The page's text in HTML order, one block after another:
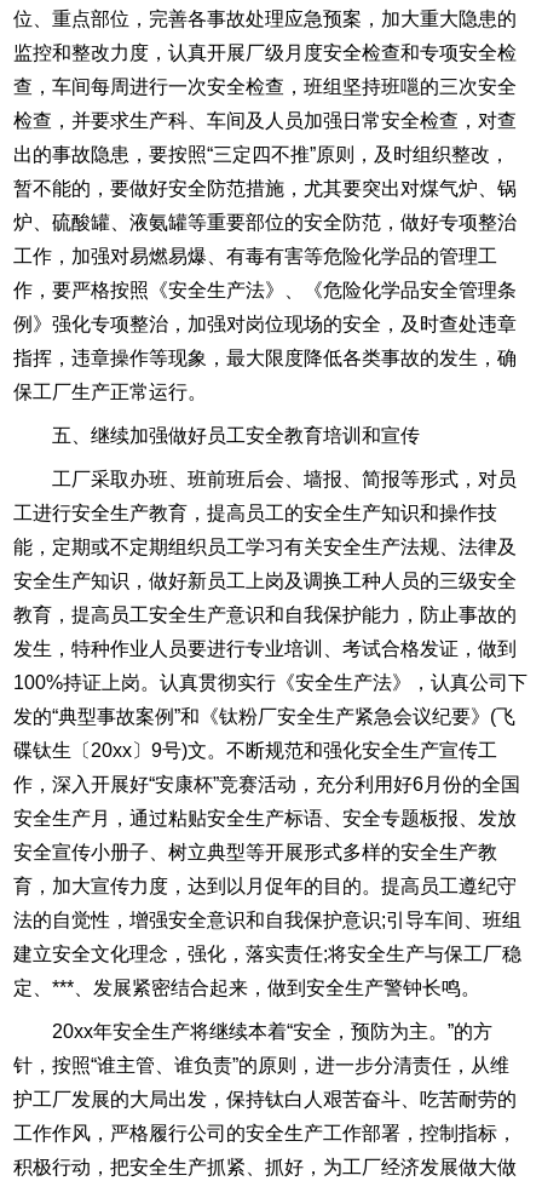
位、重点部位，完善各事故处理应急预案，加大重大隐患的
监控和整改力度，认真开展厂级月度安全检查和专项安全检
查，车间每周进行一次安全检查，班组坚持班嗈的三次安全
检查，并要求生产科、车间及人员加强日常安全检查，对查
出的事故隐患，要按照“三定四不推”原则，及时组织整改，
暂不能的，要做好安全防范措施，尤其要突出对煤气炉、锅
炉、硫酸罐、液氨罐等重要部位的安全防范，做好专项整治
工作，加强对易燃易爆、有毒有害等危险化学品的管理工
作，要严格按照《安全生产法》、《危险化学品安全管理条
例》强化专项整治，加强对岗位现场的安全，及时查处违章
指挥，违章操作等现象，最大限度降低各类事故的发生，确
保工厂生产正常运行。
五、继续加强做好员工安全教育培训和宣传
工厂采取办班、班前班后会、墙报、简报等形式，对员
工进行安全生产教育，提高员工的安全生产知识和操作技
能，定期或不定期组织员工学习有关安全生产法规、法律及
安全生产知识，做好新员工上岗及调换工种人员的三级安全
教育，提高员工安全生产意识和自我保护能力，防止事故的
发生，特种作业人员要进行专业培训、考试合格发证，做到
100%持证上岗。认真贯彻实行《安全生产法》，认真公司下
发的“典型事故案例”和《钛粉厂安全生产紧急会议纪要》(飞
碟钛生〔20xx〕9号)文。不断规范和强化安全生产宣传工
作，深入开展好“安康杯”竞赛活动，充分利用好6月份的全国
安全生产月，通过粘贴安全生产标语、安全专题板报、发放
安全宣传小册子、树立典型等开展形式多样的安全生产教
育，加大宣传力度，达到以月促年的目的。提高员工遵纪守
法的自觉性，增强安全意识和自我保护意识;引导车间、班组
建立安全文化理念，强化，落实责任;将安全生产与保工厂稳
定、***、发展紧密结合起来，做到安全生产警钟长鸣。
20xx年安全生产将继续本着“安全，预防为主。”的方
针，按照“谁主管、谁负责”的原则，进一步分清责任，从维
护工厂发展的大局出发，保持钛白人艰苦奋斗、吃苦耐劳的
工作作风，严格履行公司的安全生产工作部署，控制指标，
积极行动，把安全生产抓紧、抓好，为工厂经济发展做大做